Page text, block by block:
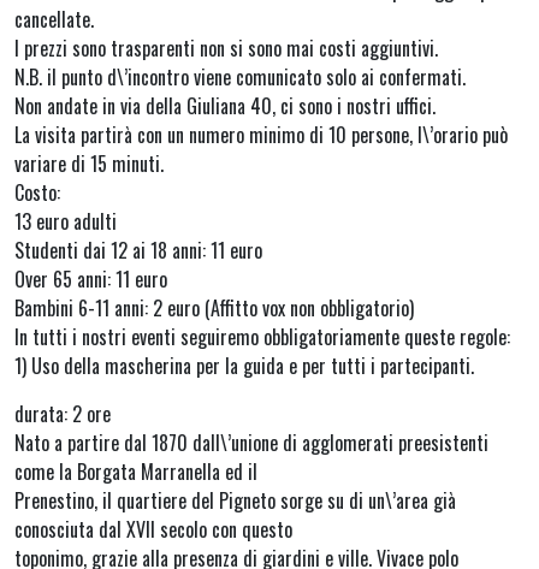
cancellate.
I prezzi sono trasparenti non si sono mai costi aggiuntivi.
N.B. il punto d\’incontro viene comunicato solo ai confermati.
Non andate in via della Giuliana 40, ci sono i nostri uffici.
La visita partirà con un numero minimo di 10 persone, l\’orario può
variare di 15 minuti.
Costo:
13 euro adulti
Studenti dai 12 ai 18 anni: 11 euro
Over 65 anni: 11 euro
Bambini 6-11 anni: 2 euro (Affitto vox non obbligatorio)
In tutti i nostri eventi seguiremo obbligatoriamente queste regole:
1) Uso della mascherina per la guida e per tutti i partecipanti.
durata: 2 ore
Nato a partire dal 1870 dall\’unione di agglomerati preesistenti
come la Borgata Marranella ed il
Prenestino, il quartiere del Pigneto sorge su di un\’area già
conosciuta dal XVII secolo con questo
toponimo, grazie alla presenza di giardini e ville. Vivace polo